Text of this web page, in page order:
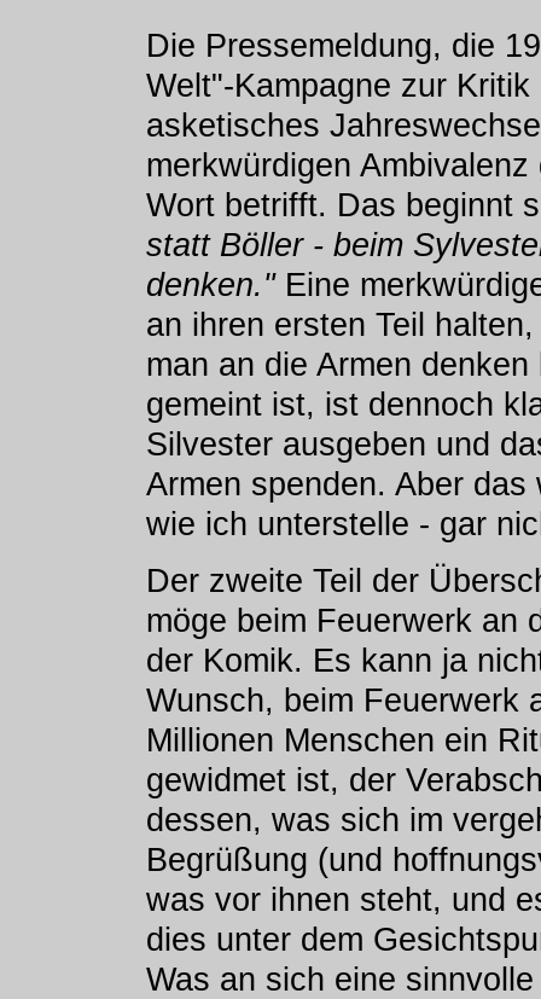
Die Pressemeldung, die
Welt"-Kampagne zur
asketisches
merkwürdigen
Wort betrifft. Das beginnt
statt Böller - beim
denken."Eine
an ihren ersten Teil
man an die Armen
gemeint ist, ist dennoch
Silvester ausgeben und
Armen spenden. Aber
wie ich unterstelle - gar
Der zweite Teil der
möge beim Feuerwerk an
der Komik. Es kann ja
Wunsch, beim Feuerwerk
Millionen Menschen ein
gewidmet ist, der
dessen, was sich im
Begrüßung (und
was vor ihnen steht, und
dies unter dem
Was an sich eine